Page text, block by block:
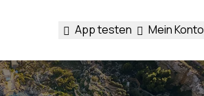
App testen Mein Konto